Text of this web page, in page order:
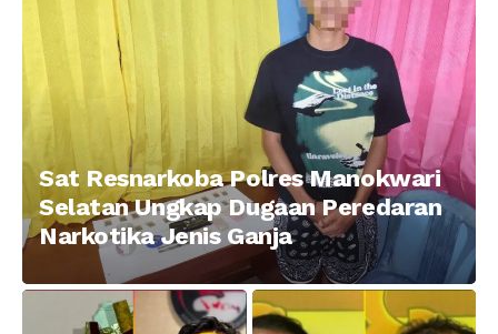
Sat Resnarkoba Polres Manokwari
Selatan Ungkap Dugaan Peredaran
Narkotika Jenis Ganja